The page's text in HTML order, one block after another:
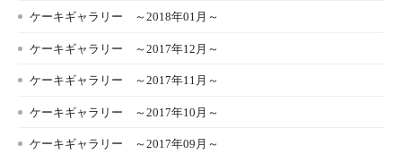
ケーキギャラリー ～2018年01月～
ケーキギャラリー ～2017年12月～
ケーキギャラリー ～2017年11月～
ケーキギャラリー ～2017年10月～
ケーキギャラリー ～2017年09月～